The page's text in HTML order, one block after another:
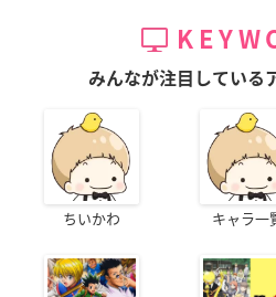
みんなが注目している
ちいかわ キャラ一